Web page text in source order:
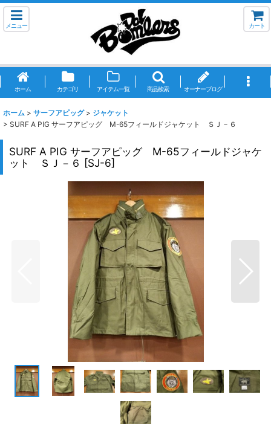
メニュー カート
ホーム カテゴリ アイテム一覧 商品検索 オーナーブログ
ホーム > サーフアピッグ > ジャケット
> SURF A PIG サーフアピッグ M-65フィールドジャケット ＳＪ－６
SURF A PIG サーフアピッグ M-65フィールドジャケ
ット ＳＪ－６ [SJ-6]